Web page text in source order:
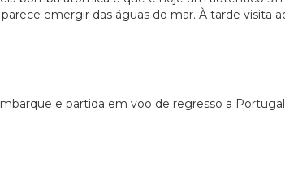
emergir das águas do mar. À tarde visita
e partida em voo de regresso a